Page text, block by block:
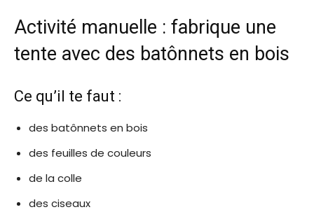
Activité manuelle : fabrique une
tente avec des batônnets en bois
Ce qu’il te faut :
des batônnets en bois
des feuilles de couleurs
de la colle
des ciseaux